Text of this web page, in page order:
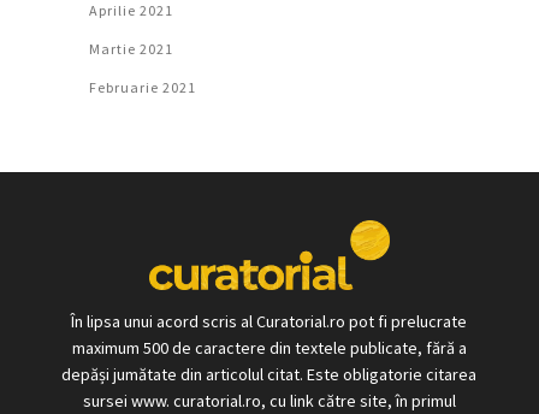
Aprilie 2021
Martie 2021
Februarie 2021
În lipsa unui acord scris al Curatorial.ro pot fi prelucrate
maximum 500 de caractere din textele publicate, fără a
depăși jumătate din articolul citat. Este obligatorie citarea
sursei www. curatorial.ro, cu link către site, în primul